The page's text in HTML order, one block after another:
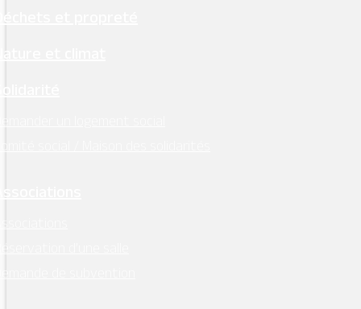
et propreté
et climat
un logement social
social / Maison des solidarités
d’une salle
de subvention